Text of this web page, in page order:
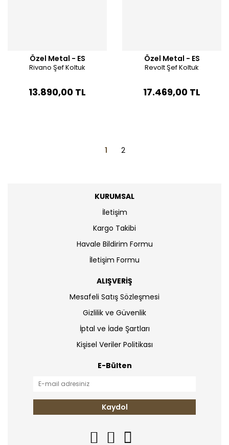
Özel Metal - ES
Rivano Şef Koltuk
13.890,00 TL
Özel Metal - ES
Revolt Şef Koltuk
17.469,00 TL
1 2
KURUMSAL
İletişim
Kargo Takibi
Havale Bildirim Formu
İletişim Formu
ALIŞVERİŞ
Mesafeli Satış Sözleşmesi
Gizlilik ve Güvenlik
İptal ve İade Şartları
Kişisel Veriler Politikası
E-Bülten
Kaydol